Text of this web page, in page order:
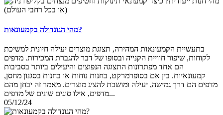
מהי הגונדולה בקמעונאות?
בתעשיית הקמעונאות המהירה, תצוגת מוצרים יעילה חיונית למשיכת
לקוחות, שיפור חוויית הקנייה ובסופו של דבר להגברת המכירות. מדפים
הם אחד מפתרונות התצוגה הנפוצים והיעילים ביותר בסביבות
קמעונאיות. בין אם בסופרמרקט, בחנות נוחות או בחנות בסגנון מחסן,
מדפים הם דרך גמישה, יעילה ומושכת להציג מוצרים. מאמר זה יבחן מהם
מדפים, אילו סוגים שונים של מדפים...
05/12/24